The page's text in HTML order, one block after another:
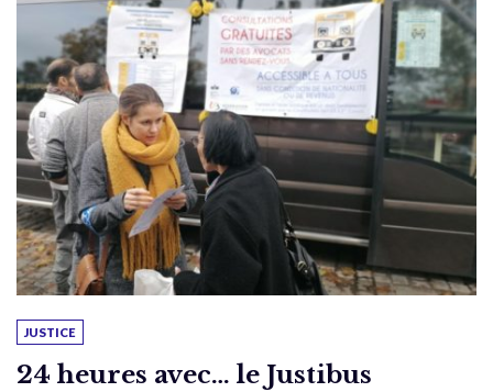
JUSTICE
24 heures avec… le Justibus